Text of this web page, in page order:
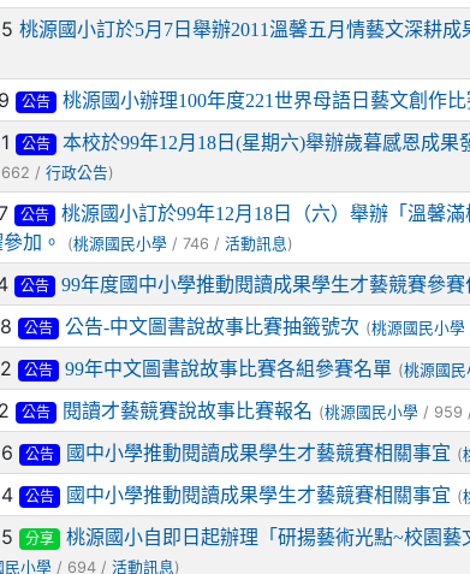
桃源國小訂於5月7日舉辦2011溫馨五月情藝文深耕
公告 桃源國小辦理100年度221世界母語日藝文創作
公告 本校於99年12月18日(星期六)舉辦歲暮感恩成
/行政公告)
公告
桃源國小訂於99年12月18日（六）舉辦「溫馨
加。
(桃源國民小學 / 746 /活動訊息 )
公告 99年度國中小學推動閱讀成果學生才藝競賽參
公告 公告-中文圖書說故事比賽抽籤號次 (桃源國民小學
公告 99年中文圖書說故事比賽各組參賽名單 (桃源國民
公告 閱讀才藝競賽說故事比賽報名 (桃源國民小學 / 959
公告 國中小學推動閱讀成果學生才藝競賽相關事宜 (
公告 國中小學推動閱讀成果學生才藝競賽相關事宜 (
分享
桃源國小自即日起辦理「研揚藝術光點~校園
民小學 / 694 /活動訊息 )